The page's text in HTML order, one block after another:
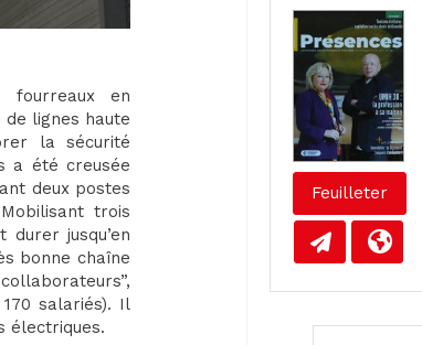
fourreaux en
lignes haute
la sécurité
a été creusée
deux postes
trois
jusqu’en
bonne chaîne
salariés). Il
électriques.
Feuilleter